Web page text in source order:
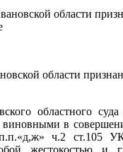
области
областного
в
п.п.«д,ж» ч.2 ст.105